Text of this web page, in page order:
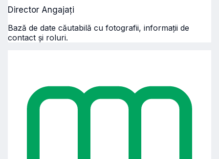
Director Angajați
Bază de date căutabilă cu fotografii, informații de
contact și roluri.